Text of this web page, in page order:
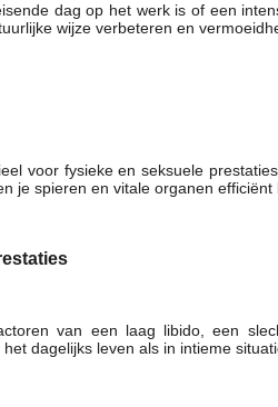
dag op het werk is of een
wijze verbeteren en
voor fysieke en seksuele
je spieren en vitale organen efficiënt
van een laag libido, een
dagelijks leven als in intieme